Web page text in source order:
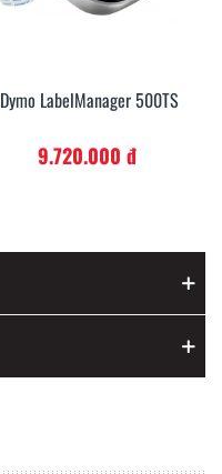
Dymo LabelManager 500TS
9.720.000 đ